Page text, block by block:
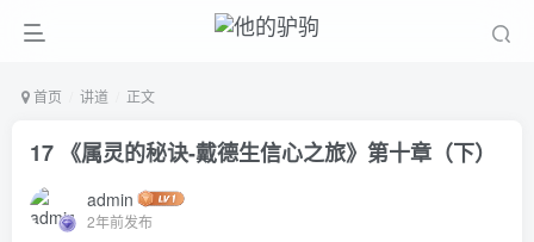
首页 讲道 正文
17 《属灵的秘诀-戴德生信心之旅》第十章（下）
admin
2年前发布